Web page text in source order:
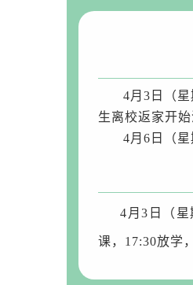
4月3日（
生离校返家开始
4月6日（
4月3日（星
课，17:30放学